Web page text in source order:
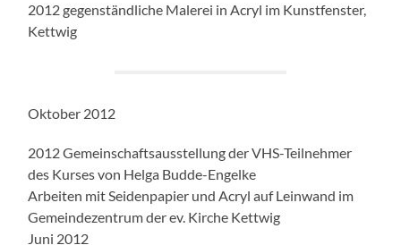
2012 gegenständliche Malerei in Acryl im Kunstfenster,
Kettwig
Oktober 2012
2012 Gemeinschaftsausstellung der VHS-Teilnehmer
des Kurses von Helga Budde-Engelke
Arbeiten mit Seidenpapier und Acryl auf Leinwand im
Gemeindezentrum der ev. Kirche Kettwig
Juni 2012